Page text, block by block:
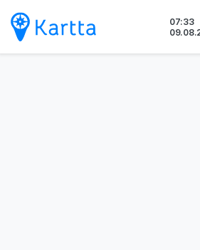
sisältöön
07:33